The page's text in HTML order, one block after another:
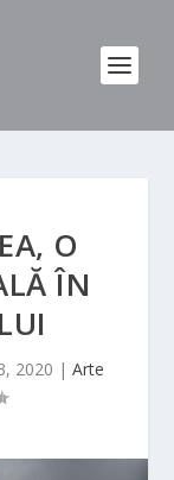
O
ÎN
2020 | Arte